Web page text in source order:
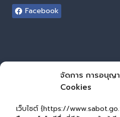
จัดการ การอนุญ
Cookies
เว็บไซต์ {https://
Facebook
ผู้เยี่ยมชมเว็บไซต์
0
Login